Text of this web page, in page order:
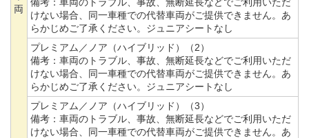
両
けない場合、同一車種での代替車両がご提供できません。あ
らかじめご了承ください。ジュニアシートなし
プレミアム／ノア（ハイブリッド）（2）
備考： 車両のトラブル、事故、無断延長などでご利用いただ
けない場合、同一車種での代替車両がご提供できません。あ
らかじめご了承ください。ジュニアシートなし
プレミアム／ノア（ハイブリッド）（3）
備考： 車両のトラブル、事故、無断延長などでご利用いただ
けない場合、同一車種での代替車両がご提供できません。あ